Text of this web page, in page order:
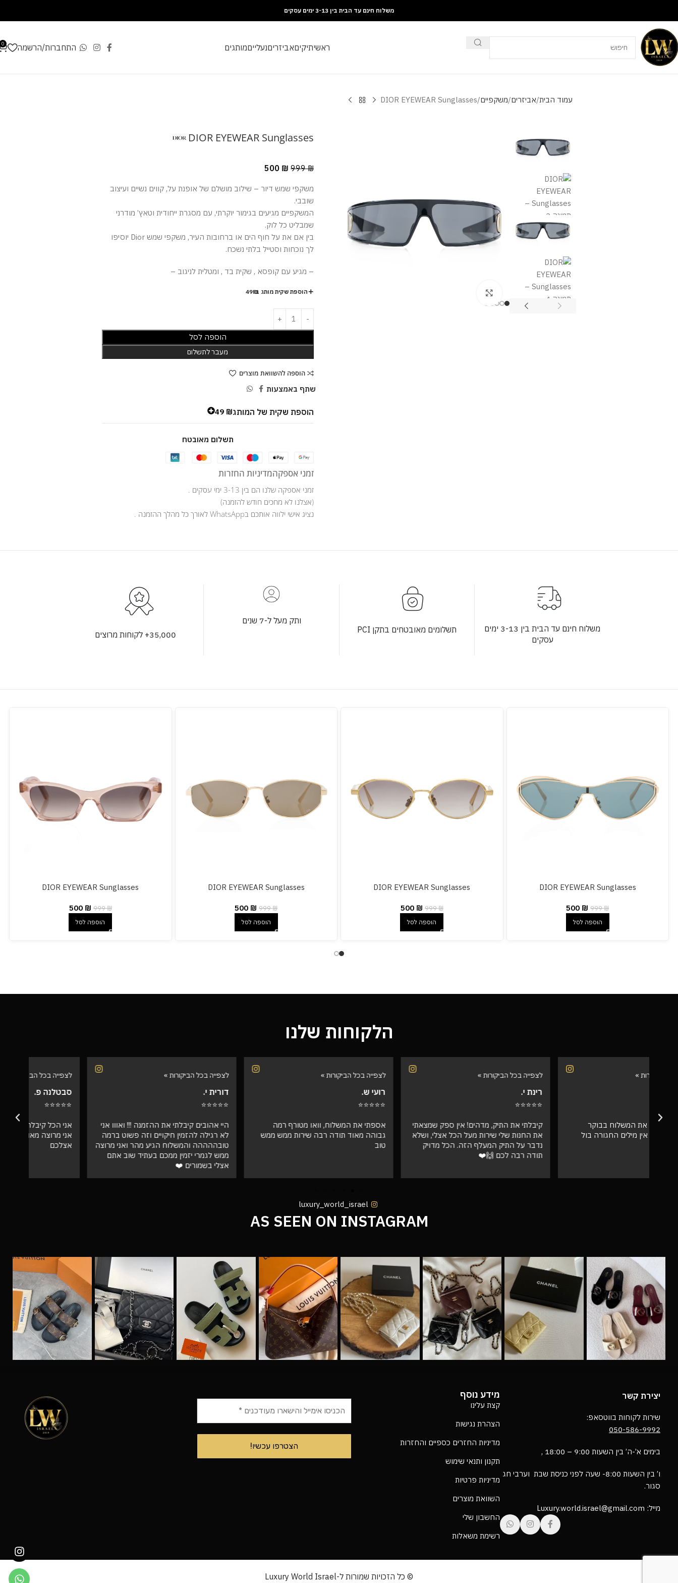
משלוח חינם עד הבית בין 3-13 ימים עסקים
ראשיתיקיםאביזריםנעלייםמותגים התחברות/הרשמה 0
עמוד הבית אביזרים משקפיים DIOR EYEWEAR Sunglasses
DIOR EYEWEAR Sunglasses
999₪
500 ₪
משקפי שמש דיור – שילוב מושלם של אופנת על, קווים נשיים ועיצוב
שובבי.
המשקפיים מגיעים בגימור יוקרתי, עם מסגרת ייחודית וטאץ’ מודרני
שמבליט כל לוק.
בין אם את על חוף הים או ברחובות העיר, משקפי שמש Dior יוסיפו
לך נוכחות וסטייל בלתי נשכח.
– מגיע עם קופסא , שקית בד , ומטלית לניגוב –
הוספת שקית מותג ב-49₪
הוספה לסל
מעבר לתשלום
הוספה להשוואת מוצרים
שתף באמצעות
הוספת שקית של המותג 49 ₪
תשלום מאובטח
זמני אספקהמדיניות החזרות
זמני אספקה שלנו הם בין 3-13 ימי עסקים .
(אצלנו לא מחכים חודש להזמנה)
נציג אישי ילווה אותכם בWhatsApp לאורך כל מהלך ההזמנה .
משלוח חינם עד הבית בין 3-13 ימים
עסקים
תשלומים מאובטחים בתקן PCI
ותק מעל ל-7 שנים
35,000+ לקוחות מרוצים
DIOR EYEWEAR Sunglasses
999₪
500 ₪
הוספה לסל
DIOR EYEWEAR Sunglasses
999₪
500 ₪
הוספה לסל
DIOR EYEWEAR Sunglasses
999₪
500 ₪
הוספה לסל
DIOR EYEWEAR Sunglasses
999₪
500 ₪
הוספה לסל
הלקוחות שלנו
לצפייה בכל הביקורות »
קיבלתי את התיק, מדהים! אין ספק שמצאתי
את החנות שלי שירות מעל הכל אצלי, ושלא
נדבר על התיק המעלף הזה. הכל מדויק
לצפייה בכל הביקורות »
אספתי את המשלוח, וואו מטורף רמה
גבוהה מאוד תודה רבה שירות ממש ממש
טוב
לצפייה בכל הביקורות »
היי אהובים קיבלתי את ההזמנה !!! ואווו אני
לא רגילה להזמין חיקויים וזה פשוט ברמה
טובההההה והמשלוח הגיע מהר ואני מרוצה
ממש לגמרי יזמין ממכם בעתיד שוב אתם
לצפייה בכל הביקורות »
אני הכל קיבלתי תודה רבה איכות מדהימה
אני מרוצה מאוד❤️ בעתיד מזמינה רק
אצלכם
luxury_world_israel
AS SEEN ON INSTAGRAM
יצירת קשר
שירות לקוחות בווטסאפ:
050-586-9992
בימים א’-ה’ בין השעות 9:00 – 18:00 ,
ו’ בין השעות 8:00- שעה לפני כניסת שבת וערבי חג
סגור.
מייל: Luxury.world.israel@gmail.com
מידע נוסף
קצת עלינו
הצהרת נגישות
מדיניות החזרים כספיים והחזרות
תקנון ותנאי שימוש
מדיניות פרטיות
השוואת מוצרים
החשבון שלי
רשימת משאלות
© כל הזכויות שמורות ל-Luxury World Israel